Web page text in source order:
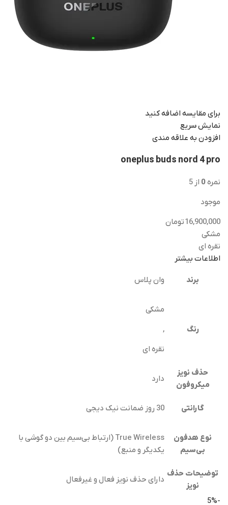
برای مقایسه اضافه کنید
نمایش سریع
افزودن به علاقه مندی
oneplus buds nord 4 pro
نمره0 از 5
موجود
16,900,000تومان
مشکی
نقره ای
اطلاعات بیشتر
برند وان پلاس
رنگ
مشکی
,
نقره ای
حذف نویز
میکروفون
دارد
گارانتی 30 روز ضمانت نیک دیجی
نوع هدفون
بی‌سیم
True Wireless (ارتباط بی‌سیم بین دو گوشی با
یکدیگر و منبع)
توضیحات حذف
نویز
دارای حذف نویز فعال و غیرفعال
-5%